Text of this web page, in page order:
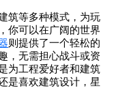
筑等多种模式，为玩
你可以在广阔的世界
则提供了一个轻松的
，无需担心战斗或资
为工程爱好者和建筑
是喜欢建筑设计，星